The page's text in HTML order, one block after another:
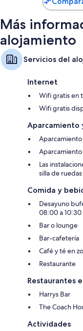
Más
alojamiento
Servicios del
Internet
Wifi gratis en
Wifi gratis
Aparcamiento
Aparcamiento
Aparcamiento
Las
silla de ruedas
Comida y
Desayuno
08:00 a 10:30
Bar o lounge
Bar-cafetería
Café y té en
Restaurante
Restaurantes
Harrys Bar
The Coach
Actividades